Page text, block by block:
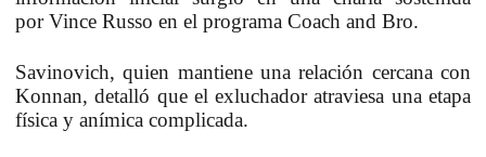
porVince Russo en el programa Coach and Bro.
Savinovich, quien mantiene una relación cercana con
Konnan, detalló que el exluchador atraviesa una etapa
física y anímica complicada.